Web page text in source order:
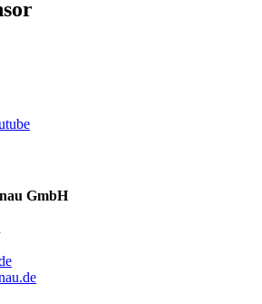
GmbH